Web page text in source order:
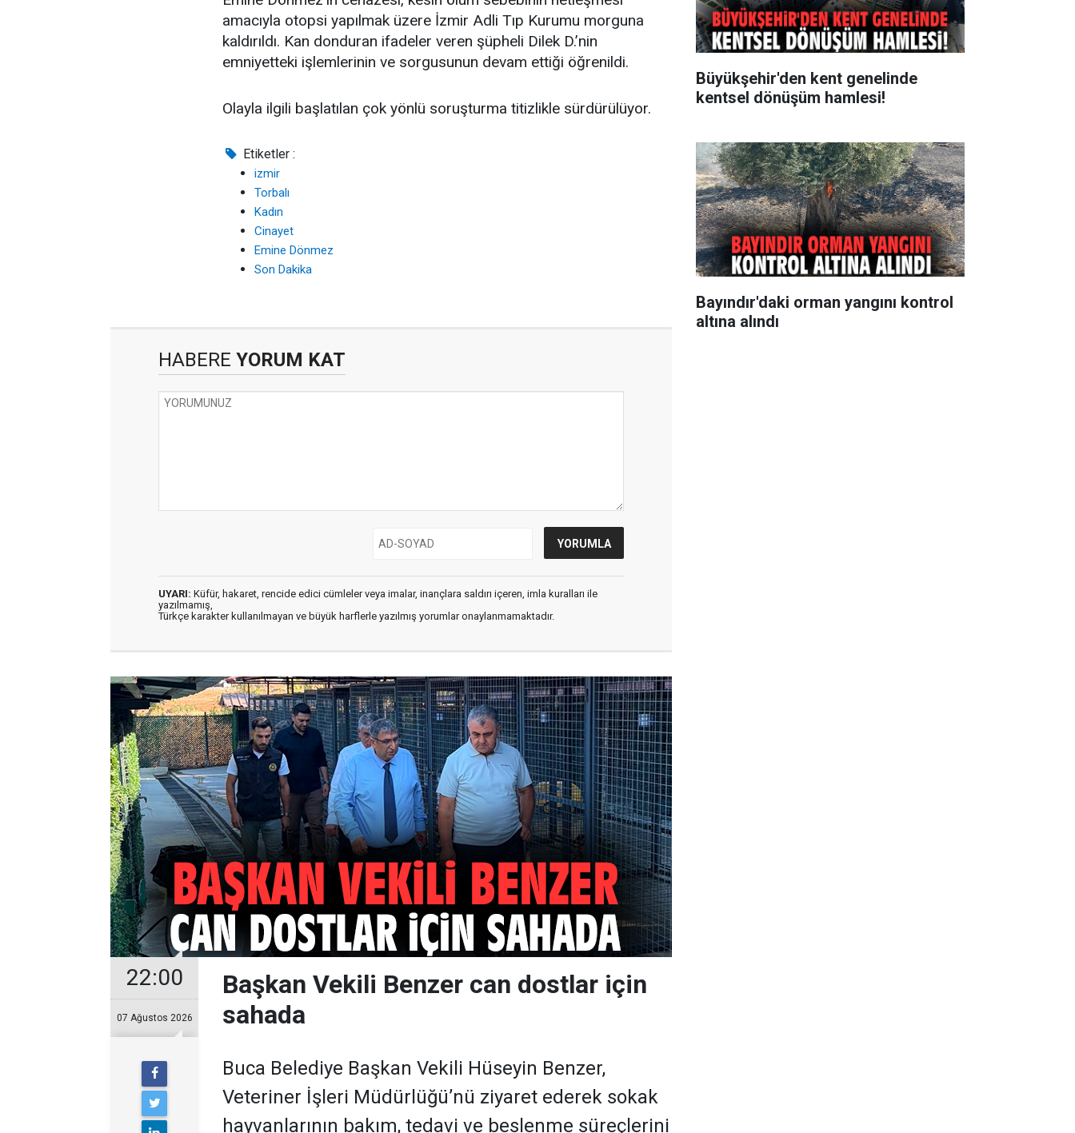
amacıyla otopsi yapılmak üzere İzmir Adli Tıp Kurumu morguna
kaldırıldı. Kan donduran ifadeler veren şüpheli Dilek D.’nin
emniyetteki işlemlerinin ve sorgusunun devam ettiği öğrenildi.
Olayla ilgili başlatılan çok yönlü soruşturma titizlikle sürdürülüyor.
Etiketler :
izmir
Torbalı
Kadın
Cinayet
Emine Dönmez
Son Dakika
HABERE YORUM KAT
UYARI: Küfür, hakaret, rencide edici cümleler veya imalar, inançlara saldırı içeren, imla kuralları ile
yazılmamış,
Türkçe karakter kullanılmayan ve büyük harflerle yazılmış yorumlar onaylanmamaktadır.
22:00
07 Ağustos 2026
Başkan Vekili Benzer can dostlar için
sahada
Buca Belediye Başkan Vekili Hüseyin Benzer,
Veteriner İşleri Müdürlüğü’nü ziyaret ederek sokak
hayvanlarının bakım, tedavi ve beslenme süreçlerini
Büyükşehir'den kent genelinde
kentsel dönüşüm hamlesi!
Bayındır'daki orman yangını kontrol
altına alındı